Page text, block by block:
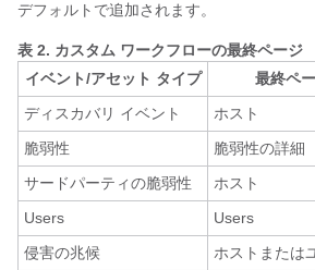
デフォルトで追加されます。
表 2. カスタム ワークフローの最終ページ
イベント/アセット タイプ
最終ペ
ディスカバリ イベント
ホスト
脆弱性
脆弱性の詳細
サードパーティの脆弱性
ホスト
Users
Users
侵害の兆候
ホスト または